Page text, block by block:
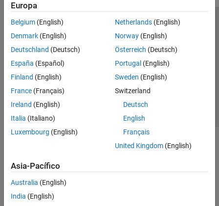
Europa
Belgium (English)
Denmark (English)
Deutschland (Deutsch)
España (Español)
Finland (English)
France (Français)
Ireland (English)
Italia (Italiano)
Luxembourg (English)
Netherlands(English)
Norway(English)
Österreich (Deutsch)
Portugal (English)
Sweden (English)
Switzerland
Deutsch
English
Français
United Kingdom(English)
Asia-Pacífico
Australia (English)
India (English)
Centro de confianza
Marcas comerciales
Política de privacidad
Antipiratería
Estado de las aplicaciones
Información de contacto
© 1994-2026 The MathWorks, Inc.
Seleccione un país/